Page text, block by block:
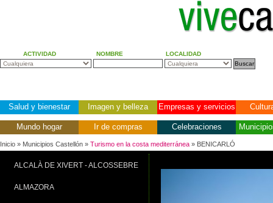
ACTIVIDAD NOMBRE LOCALIDAD
Salud y bienestar Imagen y belleza Empresas y servicios
Mundo hogar Ir de compras Celebraciones
Inicio » Municipios Castellón » Turismo en la costa mediterránea » BENICARLÓ
ALCALÀ DE XIVERT - ALCOSSEBRE
ALMAZORA